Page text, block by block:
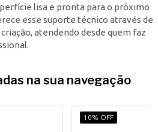
lisa e pronta para o próximo
esse suporte técnico através de
atendendo desde quem faz
na sua navegação
10% OFF